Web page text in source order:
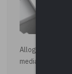
Alloggi di
mediante